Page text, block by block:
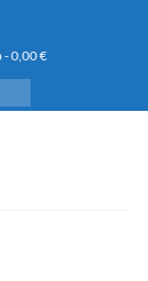
-0,00€